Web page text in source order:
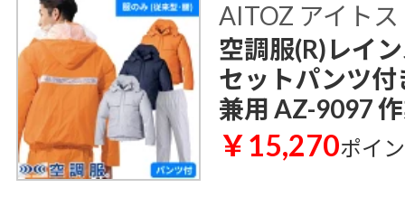
AITOZ アイトス
空調服(R)レイ
セットパンツ
兼用 AZ-9097
￥15,270ポイ